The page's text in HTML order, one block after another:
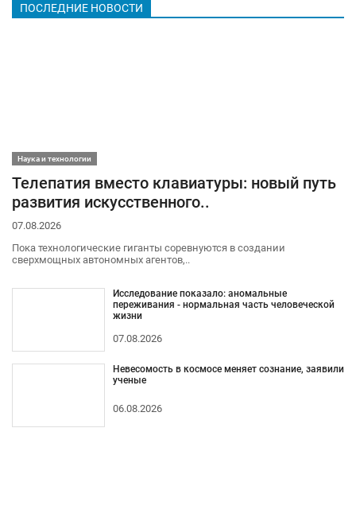
ПОСЛЕДНИЕ НОВОСТИ
Наука и технологии
Телепатия вместо клавиатуры: новый путь
развития искусственного..
07.08.2026
Пока технологические гиганты соревнуются в создании
сверхмощных автономных агентов,..
Исследование показало: аномальные
переживания - нормальная часть человеческой
жизни
07.08.2026
Невесомость в космосе меняет сознание, заявили
ученые
06.08.2026